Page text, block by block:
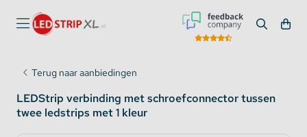
Terug naar aanbiedingen
LEDStrip verbinding met schroefconnector tussen
twee ledstrips met 1 kleur